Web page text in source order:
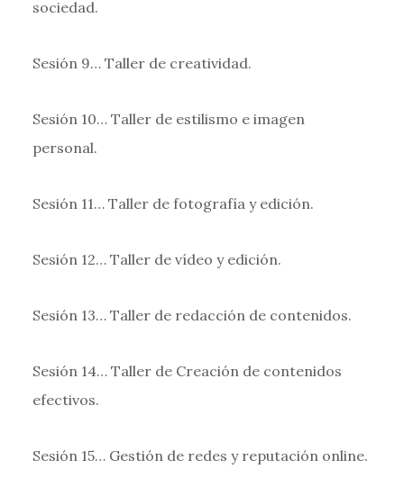
sociedad.
Sesión 9… Taller de creatividad.
Sesión 10… Taller de estilismo e imagen
personal.
Sesión 11… Taller de fotografía y edición.
Sesión 12… Taller de vídeo y edición.
Sesión 13… Taller de redacción de contenidos.
Sesión 14… Taller de Creación de contenidos
efectivos.
Sesión 15… Gestión de redes y reputación online.